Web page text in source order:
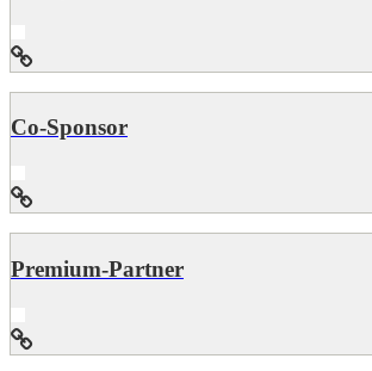
Co-Sponsor
Premium-Partner